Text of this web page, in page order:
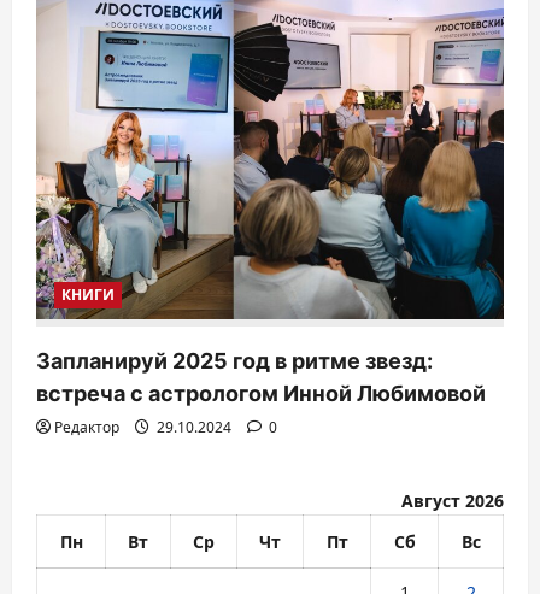
КНИГИ
Запланируй 2025 год в ритме звезд:
встреча с астрологом Инной Любимовой
Редактор 29.10.2024 0
Август 2026
Пн
Вт Ср Чт Пт Сб Вс